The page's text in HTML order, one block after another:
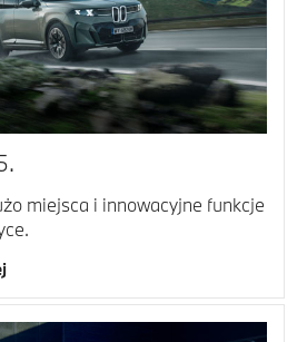
miejsca i innowacyjne funkcje